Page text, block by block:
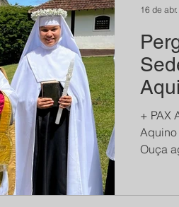
Gustavo
Monásticos Crônicas
II Boletim do Seminário
+ PAX
Ouça
16 de abr.